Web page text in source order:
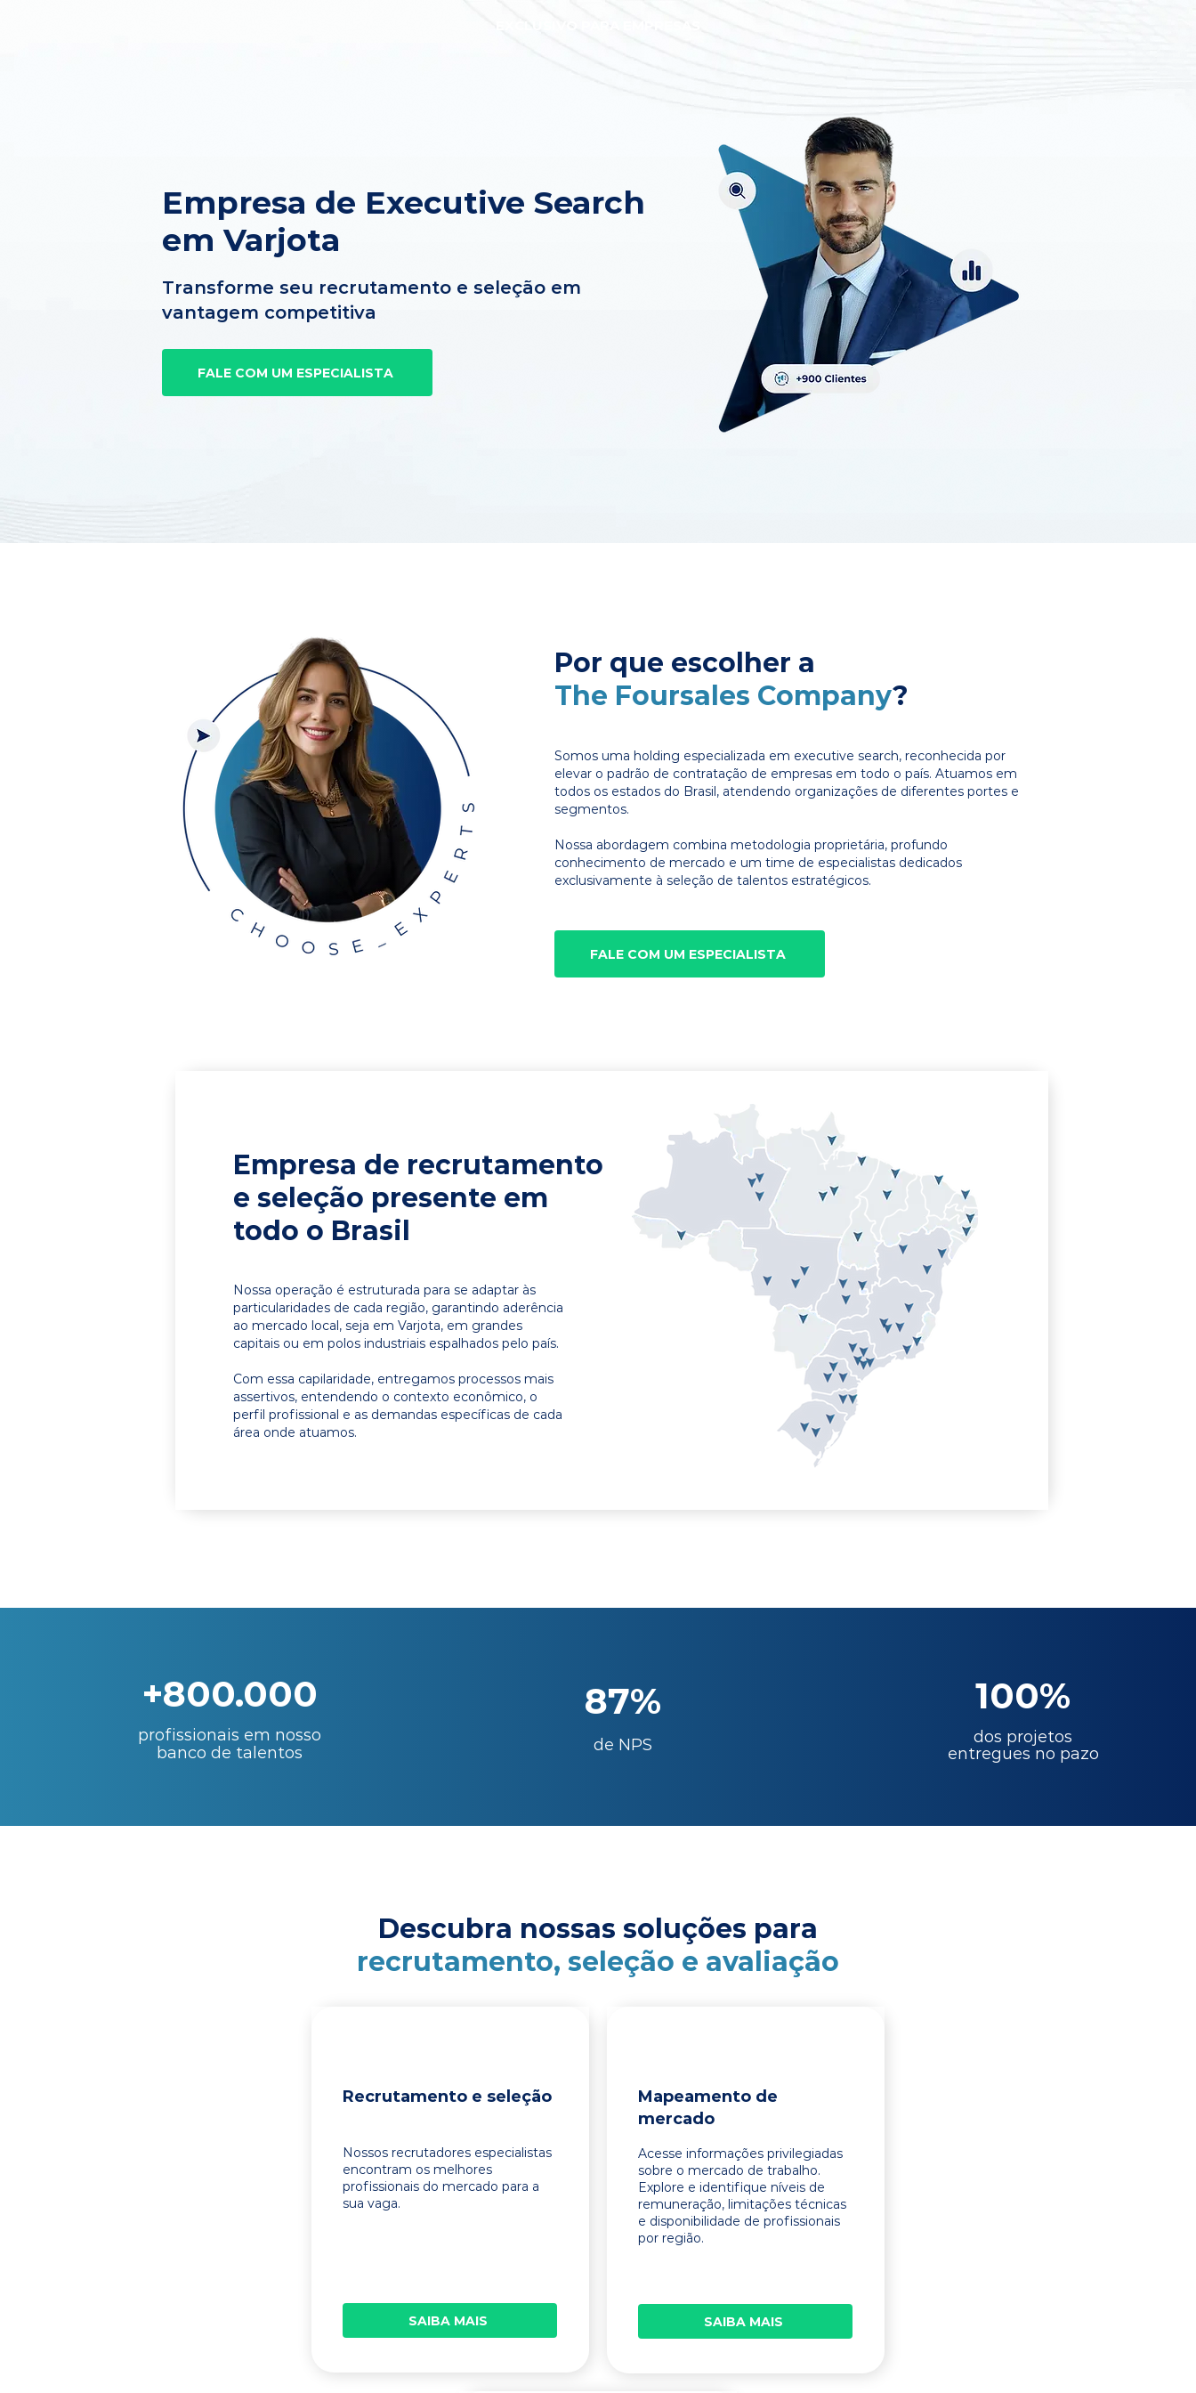
Empresa de Executive Search
em Varjota
Transforme seu recrutamento e seleção em
vantagem competitiva
FALE COM UM ESPECIALISTA
Por que escolher a
The Foursales Company?
Somos uma holding especializada em executive search, reconhecida por
elevar o padrão de contratação de empresas em todo o país. Atuamos em
todos os estados do Brasil, atendendo organizações de diferentes portes e
segmentos.
Nossa abordagem combina metodologia proprietária, profundo
conhecimento de mercado e um time de especialistas dedicados
exclusivamente à seleção de talentos estratégicos.
FALE COM UM ESPECIALISTA
Empresa de recrutamento
e seleção presente em
todo o Brasil
Nossa operação é estruturada para se adaptar às
particularidades de cada região, garantindo aderência
ao mercado local, seja em Varjota, em grandes
capitais ou em polos industriais espalhados pelo país.
Com essa capilaridade, entregamos processos mais
assertivos, entendendo o contexto econômico, o
perfil profissional e as demandas específicas de cada
área onde atuamos.
+800.000
profissionais em nosso
banco de talentos
87%
de NPS
100%
dos projetos
entregues no pazo
Descubra nossas soluções para
recrutamento, seleção e avaliação
Recrutamento e seleção
Nossos recrutadores especialistas
encontram os melhores
profissionais do mercado para a
sua vaga.
SAIBA MAIS
Mapeamento de
mercado
Acesse informações privilegiadas
sobre o mercado de trabalho.
Explore e identifique níveis de
remuneração, limitações técnicas
e disponibilidade de profissionais
por região.
SAIBA MAIS